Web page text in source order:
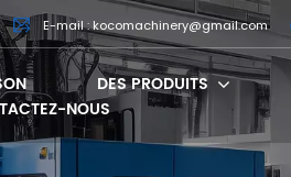
E-mail : kocomachinery@gmail.com
DES PRODUITS
NOUS